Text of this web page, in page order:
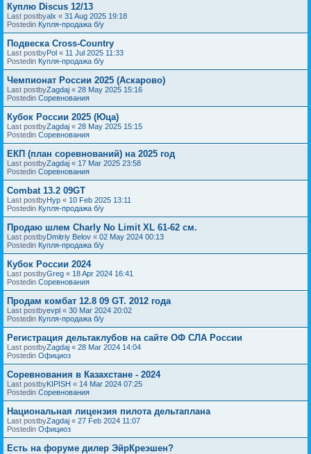
Куплю Discus 12/13
Last postbyalx « 31 Aug 2025 19:18
Postedin Купля-продажа б/у
Подвеска Cross-Country
Last postbyPol « 11 Jul 2025 11:33
Postedin Купля-продажа б/у
Чемпионат России 2025 (Аскарово)
Last postbyZagdaj « 28 May 2025 15:16
Postedin Соревнования
Кубок России 2025 (Юца)
Last postbyZagdaj « 28 May 2025 15:15
Postedin Соревнования
ЕКП (план соревнований) на 2025 год
Last postbyZagdaj « 17 Mar 2025 23:58
Postedin Соревнования
Combat 13.2 09GT
Last postbyНур « 10 Feb 2025 13:11
Postedin Купля-продажа б/у
Продаю шлем Charly No Limit XL 61-62 см.
Last postbyDmitriy Belov « 02 May 2024 00:13
Postedin Купля-продажа б/у
Кубок России 2024
Last postbyGreg « 18 Apr 2024 16:41
Postedin Соревнования
Продам комбат 12.8 09 GT. 2012 года
Last postbyevpl « 30 Mar 2024 20:02
Postedin Купля-продажа б/у
Регистрация дельтаклубов на сайте ОФ СЛА России
Last postbyZagdaj « 28 Mar 2024 14:04
Postedin Официоз
Соревнования в Казахстане - 2024
Last postbyKIPISH « 14 Mar 2024 07:25
Postedin Соревнования
Национальная лицензия пилота дельтаплана
Last postbyZagdaj « 27 Feb 2024 11:07
Postedin Официоз
Есть на форуме дилер ЭйрКреэшен?